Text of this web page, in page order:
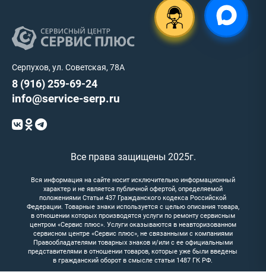
Серпухов, ул. Советская, 78А
8 (916) 259-69-24
info@service-serp.ru
Все права защищены 2025г.
Вся информация на сайте носит исключительно информационный
характер и не является публичной офертой, определяемой
положениями Статьи 437 Гражданского кодекса Российской
Федерации. Товарные знаки используется с целью описания товара,
в отношении которых производятся услуги по ремонту сервисным
центром «Сервис плюс». Услуги оказываются в неавторизованном
сервисном центре «Сервис плюс», не связанными с компаниями
Правообладателями товарных знаков и/или с ее официальными
представителями в отношении товаров, которые уже были введены
в гражданский оборот в смысле статьи 1487 ГК РФ.